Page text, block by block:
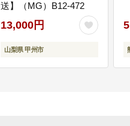
送】（MG）B12-472
13,000円
山梨県 甲州市